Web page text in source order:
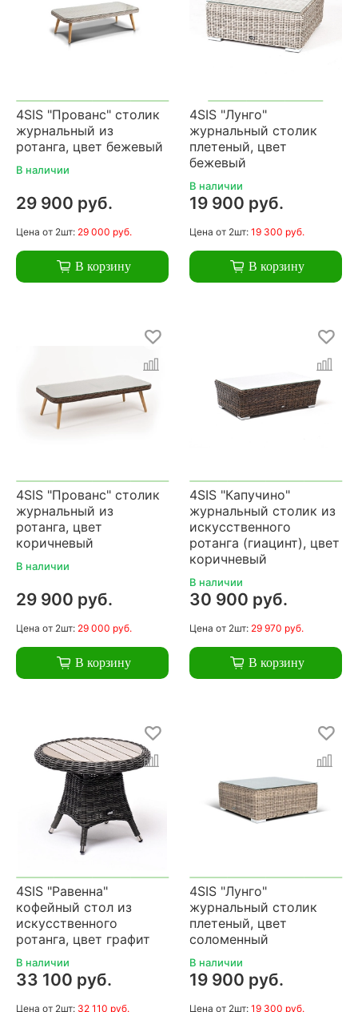
4SIS "Прованс" столик
журнальный из
ротанга, цвет бежевый
В наличии
29 900 руб.
Цена от 2шт: 29 000 руб.
В корзину
4SIS "Лунго"
журнальный столик
плетеный, цвет
бежевый
В наличии
19 900 руб.
Цена от 2шт: 19 300 руб.
В корзину
4SIS "Прованс" столик
журнальный из
ротанга, цвет
коричневый
В наличии
29 900 руб.
Цена от 2шт: 29 000 руб.
В корзину
4SIS "Капучино"
журнальный столик из
искусственного
ротанга (гиацинт), цвет
коричневый
В наличии
30 900 руб.
Цена от 2шт: 29 970 руб.
В корзину
4SIS "Равенна"
кофейный стол из
искусственного
ротанга, цвет графит
В наличии
33 100 руб.
Цена от 2шт: 32 110 руб.
4SIS "Лунго"
журнальный столик
плетеный, цвет
соломенный
В наличии
19 900 руб.
Цена от 2шт: 19 300 руб.